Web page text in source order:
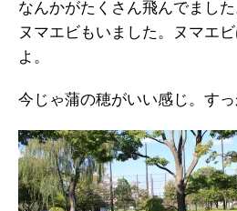
なんかがたくさん飛んでました
ヌマエビもいました。ヌマエ
よ。
今じゃ蒲の穂がいい感じ。すっ